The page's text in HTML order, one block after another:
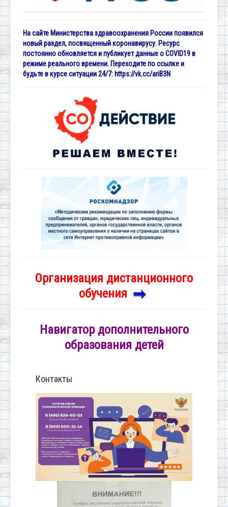
На сайте Министерства здравоохранения России появился
новый раздел, посвященный коронавирусу. Ресурс
постоянно обновляется и публикует данные о COVID19 в
режиме реального времени. Переходите по ссылке и
будьте в курсе ситуации 24/7: https://vk.cc/ariB3N
Организация дистанционного
обучения
Навигатор дополнительного
образования детей
Контакты